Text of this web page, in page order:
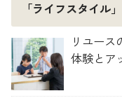
「ライフスタイル
リユー
体験とア